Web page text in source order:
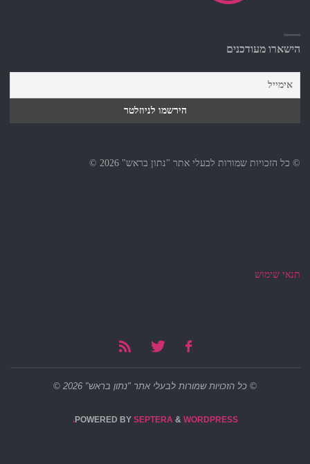
הישארו מעודכנים
© כל הזכויות שמורות לבעלי אתר "נתון בראש" 2026 ©
תנאי שימוש
© כל הזכויות שמורות לבעלי אתר "נתון בראש" 2026 ©
POWERED BYSEPTERA & WORDPRESS.